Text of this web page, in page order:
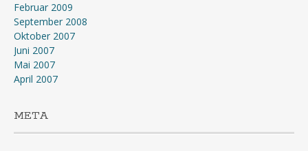
Februar 2009
September 2008
Oktober 2007
Juni 2007
Mai 2007
April 2007
META